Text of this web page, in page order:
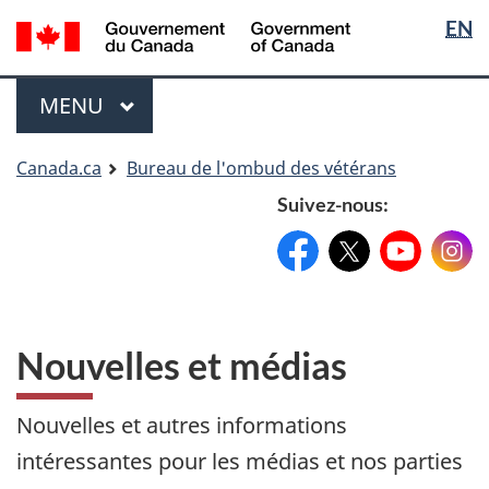
Aller
au
contenu
Skip
to
"About
Passer
à
la
la
EN
Menu
MENU PRINCIPAL
Vous
Canada.ca Bureau de l'ombud des vétérans
Suivez-nous:
Facebook:FacebookPageName
X: @XAccount
YouTube:
Nouvelles et médias
Nouvelles et autres informations
intéressantes pour les médias et nos parties